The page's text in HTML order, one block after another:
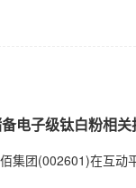
电子级钛白粉相
集团(002601)在互